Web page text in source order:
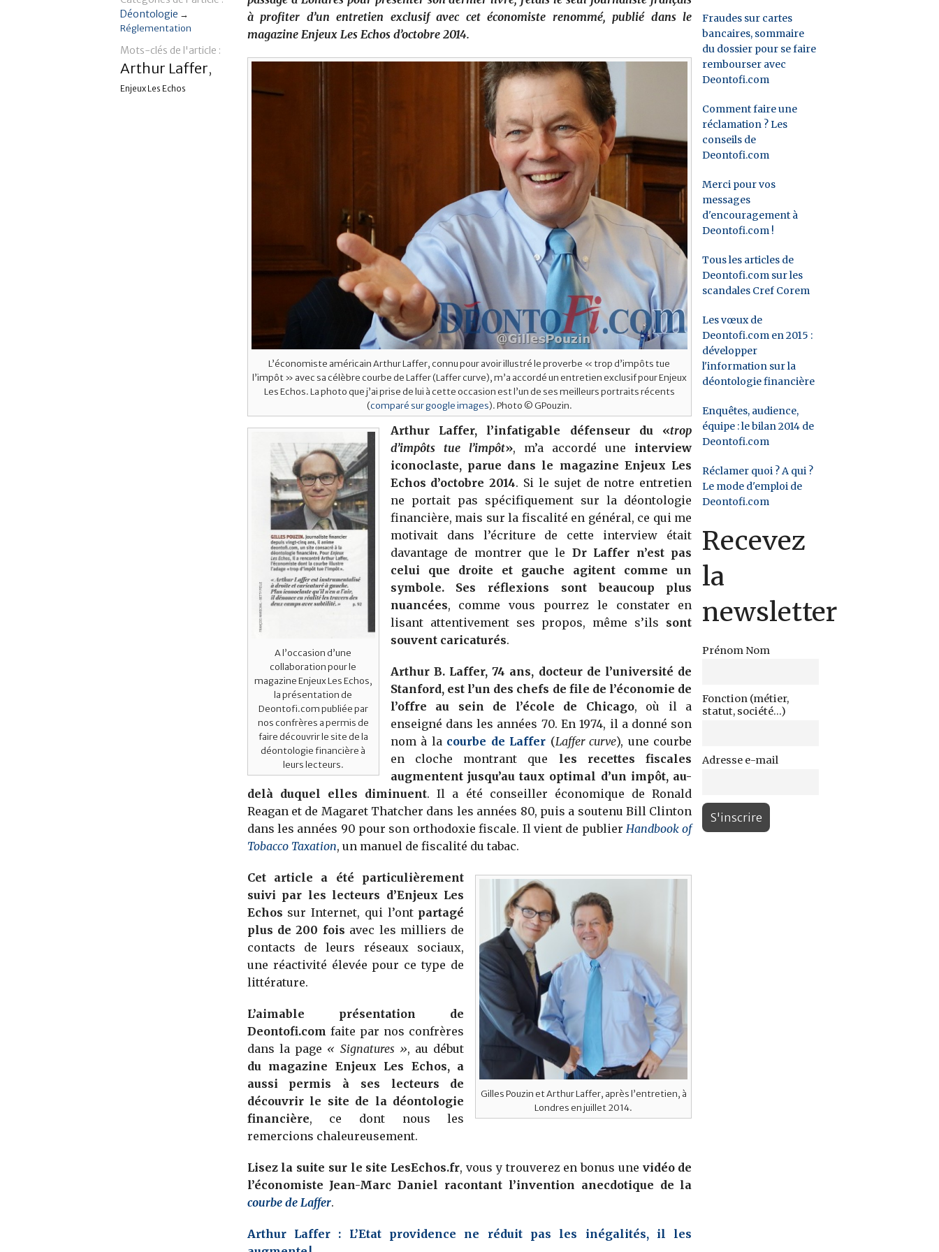
Déontologie →
Réglementation
Mots-clés de l'article :
Arthur Laffer,
Enjeux Les Echos
à profiter d’un entretien exclusif avec cet économiste renommé, publié dans le
magazine Enjeux Les Echos d’octobre 2014.
L’économiste américain Arthur Laffer, connu pour avoir illustré le proverbe « trop d’impôts tue
l’impôt » avec sa célèbre courbe de Laffer (Laffer curve), m’a accordé un entretien exclusif pour Enjeux
Les Echos. La photo que j’ai prise de lui à cette occasion est l’un de ses meilleurs portraits récents
(comparé sur google images). Photo © GPouzin.
A l’occasion d’une
collaboration pour le
magazine Enjeux Les Echos,
la présentation de
Deontofi.com publiée par
nos confrères a permis de
faire découvrir le site de la
déontologie financière à
leurs lecteurs.
Arthur Laffer, l’infatigable défenseur du «trop
d’impôts tue l’impôt», m’a accordé une interview
iconoclaste, parue dans le magazine Enjeux Les
Echos d’octobre 2014. Si le sujet de notre entretien
ne portait pas spécifiquement sur la déontologie
financière, mais sur la fiscalité en général, ce qui me
motivait dans l’écriture de cette interview était
davantage de montrer que le Dr Laffer n’est pas
celui que droite et gauche agitent comme un
symbole. Ses réflexions sont beaucoup plus
nuancées, comme vous pourrez le constater en
lisant attentivement ses propos, même s’ils sont
souvent caricaturés.
Arthur B. Laffer, 74 ans, docteur de l’université de
Stanford, est l’un des chefs de file de l’économie de
l’offre au sein de l’école de Chicago, où il a
enseigné dans les années 70. En 1974, il a donné son
nom à la courbe de Laffer (Laffer curve), une courbe
en cloche montrant que les recettes fiscales
augmentent jusqu’au taux optimal d’un impôt, au-
delà duquel elles diminuent. Il a été conseiller économique de Ronald
Reagan et de Magaret Thatcher dans les années 80, puis a soutenu Bill Clinton
dans les années 90 pour son orthodoxie fiscale. Il vient de publier Handbook of
Tobacco Taxation, un manuel de fiscalité du tabac.
Gilles Pouzin et Arthur Laffer, après l’entretien, à
Londres en juillet 2014.
Cet article a été particulièrement
suivi par les lecteurs d’Enjeux Les
Echos sur Internet, qui l’ont partagé
plus de 200 fois avec les milliers de
contacts de leurs réseaux sociaux,
une réactivité élevée pour ce type de
littérature.
L’aimable présentation de
Deontofi.com faite par nos confrères
dans la page « Signatures », au début
du magazine Enjeux Les Echos, a
aussi permis à ses lecteurs de
découvrir le site de la déontologie
financière, ce dont nous les
remercions chaleureusement.
Lisez la suite sur le site LesEchos.fr, vous y trouverez en bonus une vidéo de
l’économiste Jean-Marc Daniel racontant l’invention anecdotique de la
courbe de Laffer.
Arthur Laffer : L’Etat providence ne réduit pas les inégalités, il les
Fraudes sur cartes
bancaires, sommaire
du dossier pour se faire
rembourser avec
Deontofi.com
Comment faire une
réclamation ? Les
conseils de
Deontofi.com
Merci pour vos
messages
d'encouragement à
Deontofi.com !
Tous les articles de
Deontofi.com sur les
scandales Cref Corem
Les vœux de
Deontofi.com en 2015 :
développer
l'information sur la
déontologie financière
Enquêtes, audience,
équipe : le bilan 2014 de
Deontofi.com
Réclamer quoi ? A qui ?
Le mode d'emploi de
Deontofi.com
Recevez
la
newsletter
Prénom Nom
Fonction (métier,
statut, société...)
Adresse e-mail